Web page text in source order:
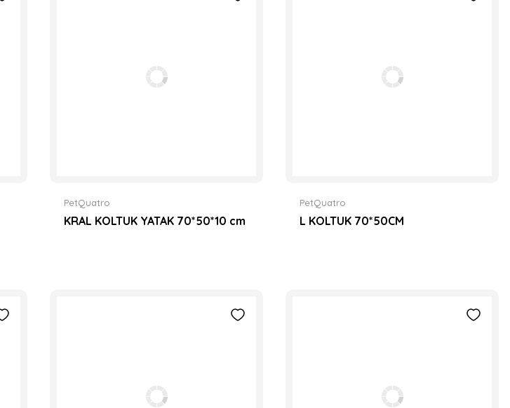
PetQuatro
KRAL KOLTUK YATAK 70*50*10 cm
PetQuatro
L KOLTUK 70*50CM